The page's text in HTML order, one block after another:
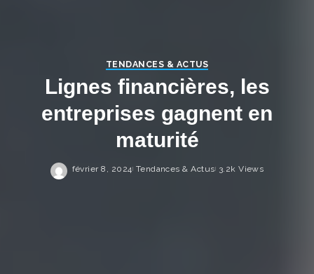
TENDANCES & ACTUS
Lignes financières, les
entreprises gagnent en
maturité
février 8, 2024 Tendances & Actus 3.2k Views